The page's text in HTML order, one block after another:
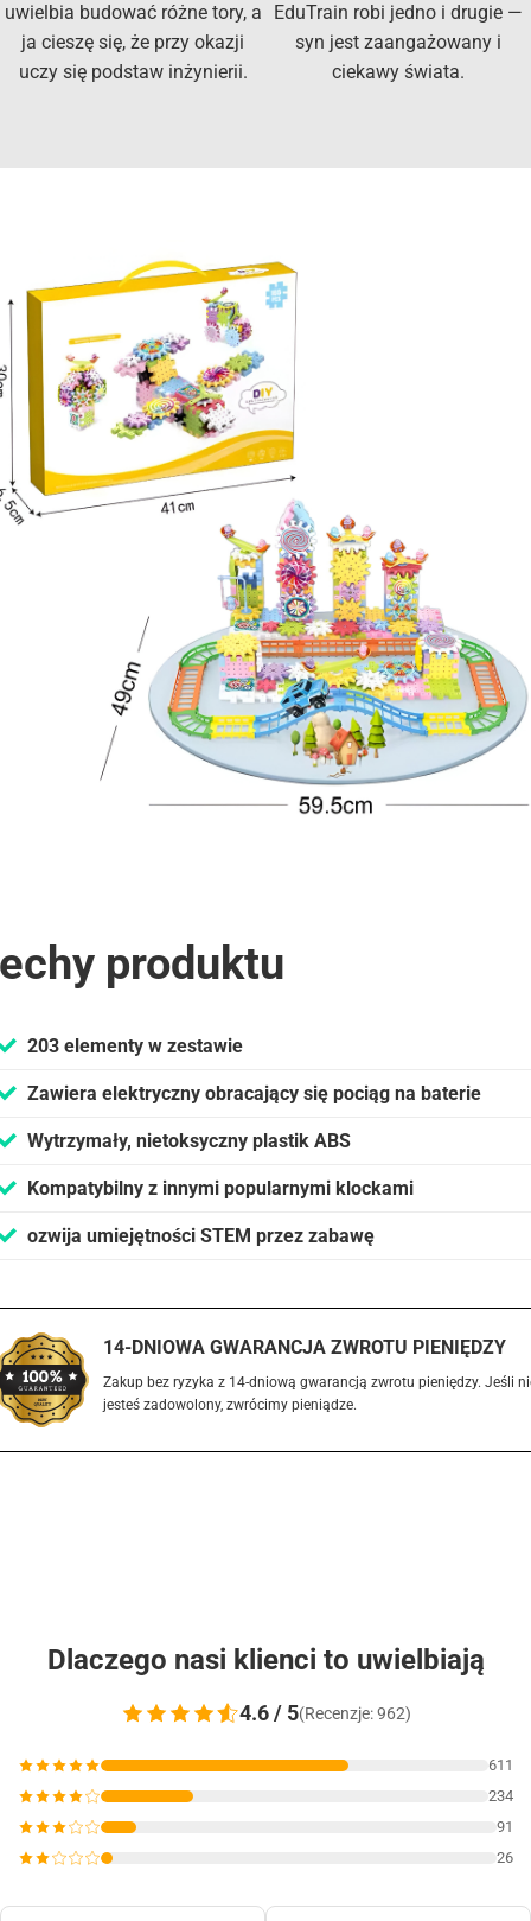
uwielbia budować różne tory, a
ja cieszę się, że przy okazji
uczy się podstaw inżynierii.
EduTrain robi jedno i drugie —
syn jest zaangażowany i
ciekawy świata.
produktu
203 elementy w zestawie
Zawiera elektryczny obracający się pociąg na baterie
Wytrzymały, nietoksyczny plastik ABS
Kompatybilny z innymi popularnymi klockami
ozwija umiejętności STEM przez zabawę
14-DNIOWA GWARANCJA ZWROTU PIENIĘDZY
Zakup bez ryzyka z 14-dniową gwarancją zwrotu pieniędzy. Jeśli
jesteś zadowolony, zwrócimy pieniądze.
Dlaczego nasi klienci to uwielbiają
4.6 / 5(Recenzje: 962)
611
234
91
26